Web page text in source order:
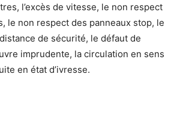
l’excès de vitesse, le non respect
le non respect des panneaux stop, le
de sécurité, le défaut de
imprudente, la circulation en sens
en état d’ivresse.